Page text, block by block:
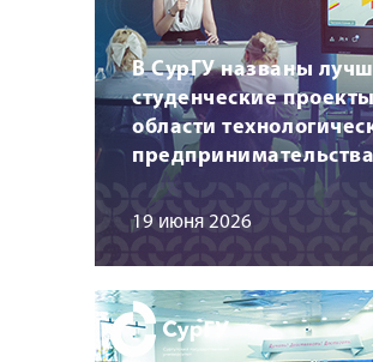
В СурГУ названы
студенческие
области
предпринимательства
19 июня 2026